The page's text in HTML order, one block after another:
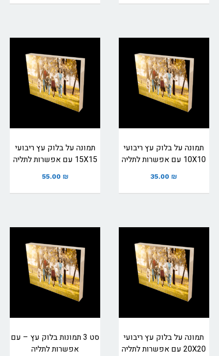
תמונה על בלוק עץ ריבועי
10X10 עם אפשרות לתליה
35.00 ₪
תמונה על בלוק עץ ריבועי
15X15 עם אפשרות לתליה
55.00 ₪
תמונה על בלוק עץ ריבועי
20X20 עם אפשרות לתליה
סט 3 תמונות בלוק עץ – עם
אפשרות לתליה